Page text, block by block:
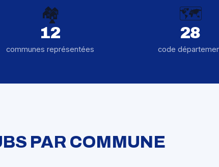
🏘️
12
communes représentées
🗺️
28
code
PAR COMMUNE